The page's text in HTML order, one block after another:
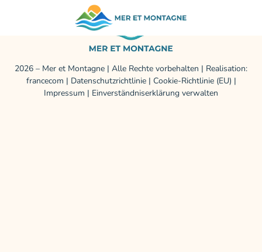
2026 – Mer et Montagne | Alle Rechte vorbehalten | Realisation:
francecom | Datenschutzrichtlinie| Cookie-Richtlinie (EU) |
Impressum | Einverständniserklärung verwalten